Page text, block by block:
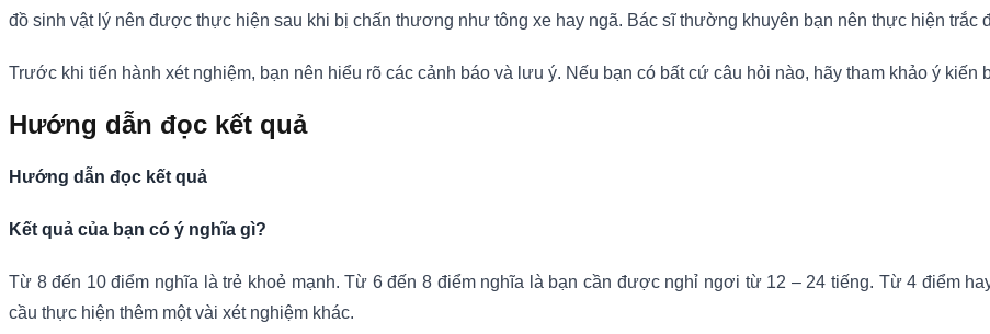
đồ sinh vật lý nên được thực hiện sau khi bị chấn thương như tông xe hay ngã. Bác sĩ thường khuyên bạn nên thực hiện trắc
Trước khi tiến hành xét nghiệm, bạn nên hiểu rõ các cảnh báo và lưu ý. Nếu bạn có bất cứ câu hỏi nào, hãy tham khảo ý kiến
Hướng dẫn đọc kết quả
Hướng dẫn đọc kết quả
Kết quả của bạn có ý nghĩa gì?
Từ 8 đến 10 điểm nghĩa là trẻ khoẻ mạnh. Từ 6 đến 8 điểm nghĩa là bạn cần được nghỉ ngơi từ 12 – 24 tiếng. Từ 4 điểm
cầu thực hiện thêm một vài xét nghiệm khác.